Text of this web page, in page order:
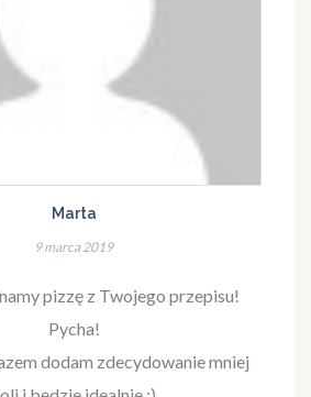
Marta
9 marca 2019
pizzę z Twojego przepisu!
Pycha!
dodam zdecydowanie mniej